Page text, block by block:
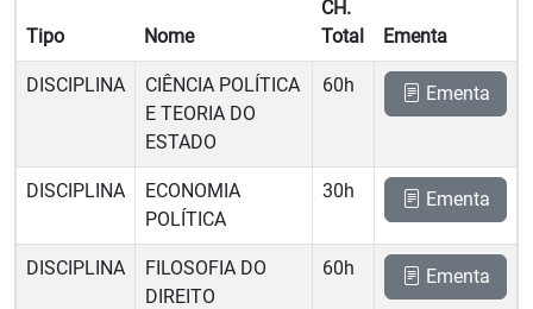
Tipo Nome
CH.
Total
Ementa
DISCIPLINA
CIÊNCIA POLÍTICA
E TEORIA DO
ESTADO
60h Ementa
DISCIPLINA
ECONOMIA
POLÍTICA
30h Ementa
DISCIPLINA
FILOSOFIA DO
DIREITO
60h Ementa